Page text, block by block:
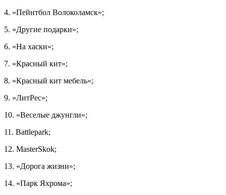
4. «Пейнтбол Волоколамск»;
5. «Другие подарки»;
6. «На хаски»;
7. «Красный кит»;
8. «Красный кит мебель»;
9. «ЛитРес»;
10. «Веселые джунгли»;
11. Battlepark;
12. MasterSkok;
13. «Дорога жизни»;
14. «Парк Яхрома»;